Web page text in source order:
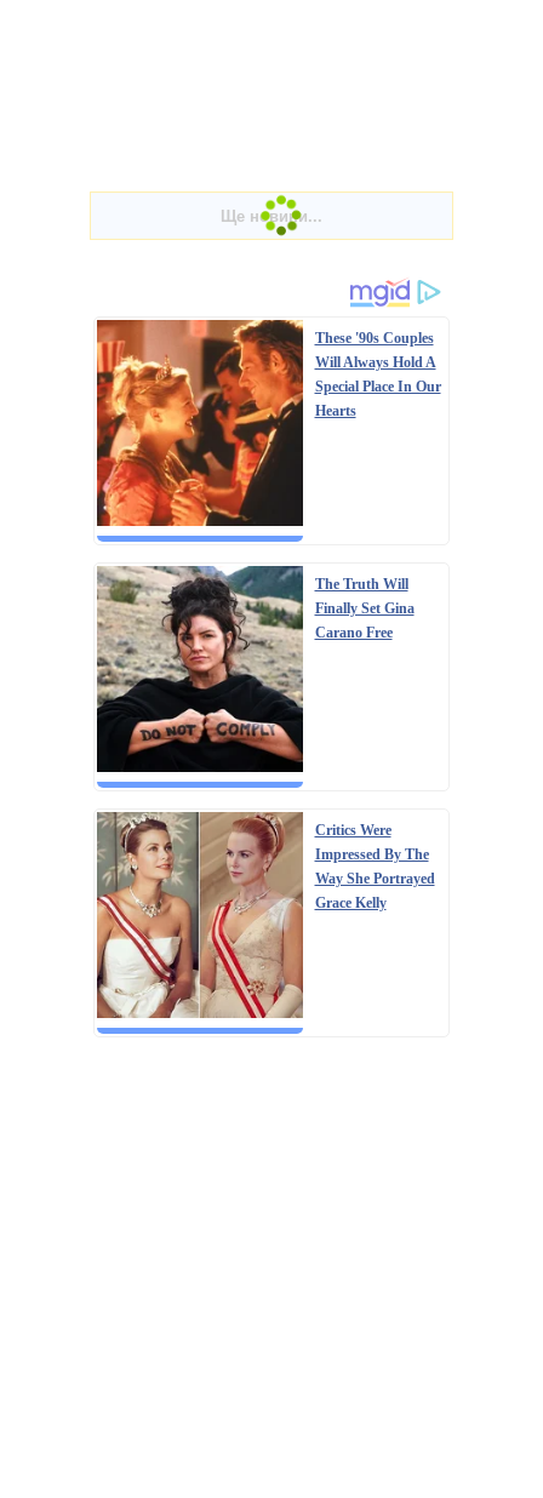
These '90s Couples
Will Always Hold A
Special Place In Our
Hearts
The Truth Will
Finally Set Gina
Carano Free
Critics Were
Impressed By The
Way She Portrayed
Grace Kelly